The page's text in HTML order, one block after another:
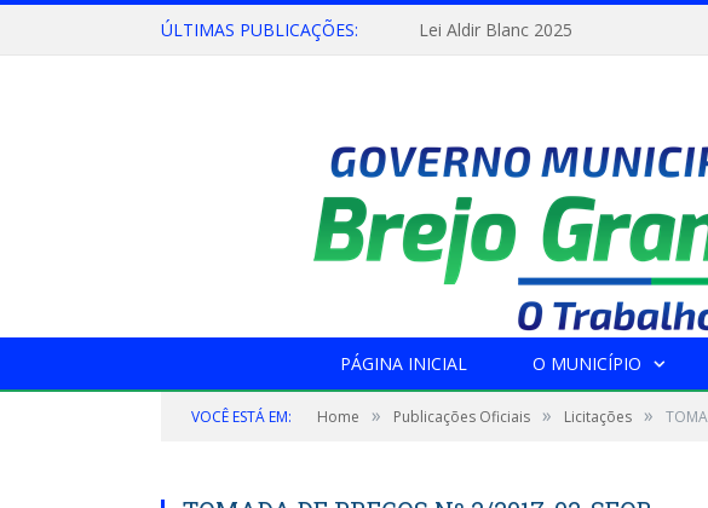
ÚLTIMAS PUBLICAÇÕES: Lei Aldir Blanc 2025
PÁGINA INICIAL O MUNICÍPIO
VOCÊ ESTÁ EM: Home » Publicações Oficiais » Licitações »